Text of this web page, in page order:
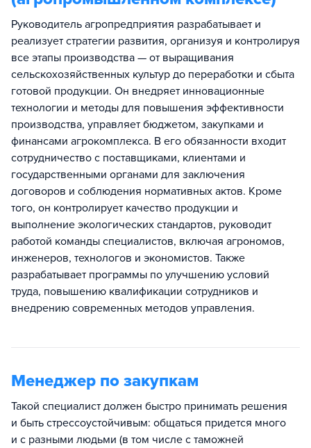
Руководитель агропредприятия разрабатывает и
реализует стратегии развития, организуя и контролируя
все этапы производства — от выращивания
сельскохозяйственных культур до переработки и сбыта
готовой продукции. Он внедряет инновационные
технологии и методы для повышения эффективности
производства, управляет бюджетом, закупками и
финансами агрокомплекса. В его обязанности входит
сотрудничество с поставщиками, клиентами и
государственными органами для заключения
договоров и соблюдения нормативных актов. Кроме
того, он контролирует качество продукции и
выполнение экологических стандартов, руководит
работой команды специалистов, включая агрономов,
инженеров, технологов и экономистов. Также
разрабатывает программы по улучшению условий
труда, повышению квалификации сотрудников и
внедрению современных методов управления.
Менеджер по закупкам
Такой специалист должен быстро принимать решения
и быть стрессоустойчивым: общаться придется много
и с разными людьми (в том числе с таможней